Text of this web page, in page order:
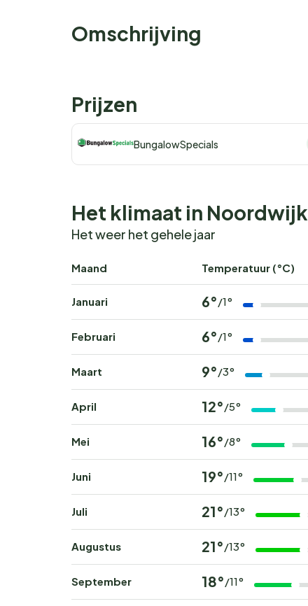
Omschrijving
Prijzen
BungalowSpecials
Het klimaat in Noordwijk
Het weer het gehele jaar
Maand Temperatuur (°C)
Januari 6°/1°
Februari 6°/1°
Maart 9°/3°
April 12°/5°
Mei 16°/8°
Juni 19°/11°
Juli 21°/13°
Augustus 21°/13°
September 18°/11°